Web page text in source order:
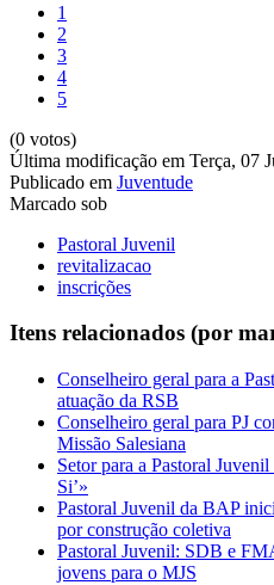
1
2
3
4
5
(0 votos)
Última modificação em Terça, 07
Publicado em Juventude
Marcado sob
Pastoral Juvenil
revitalizacao
inscrições
Itens relacionados (por
Conselheiro geral para a
atuação da RSB
Conselheiro geral para PJ
Missão Salesiana
Setor para a Pastoral
Si’»
Pastoral Juvenil da BAP
por construção coletiva
Pastoral Juvenil: SDB e
jovens para o MJS